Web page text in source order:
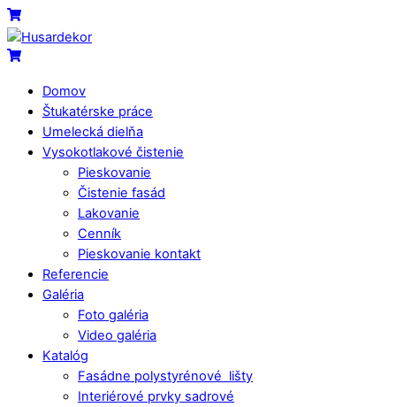
Skip
to
content
Menu
Cart
Cart
Domov
Štukatérske práce
Umelecká dielňa
Vysokotlakové čistenie
Pieskovanie
Čistenie fasád
Lakovanie
Cenník
Pieskovanie kontakt
Referencie
Galéria
Foto galéria
Video galéria
Katalóg
Fasádne polystyrénové lišty
Interiérové prvky sadrové